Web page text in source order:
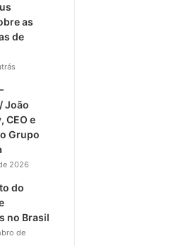
as
de
João
CEO e
Grupo
2026
do
no Brasil
de